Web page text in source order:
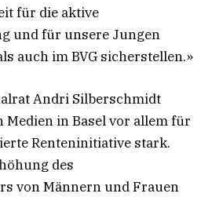
für die aktive
und für unsere Jungen
auch im BVG sicherstellen.»
Andri Silberschmidt
Medien in Basel vor allem für
Renteninitiative stark.
des
von Männern und Frauen